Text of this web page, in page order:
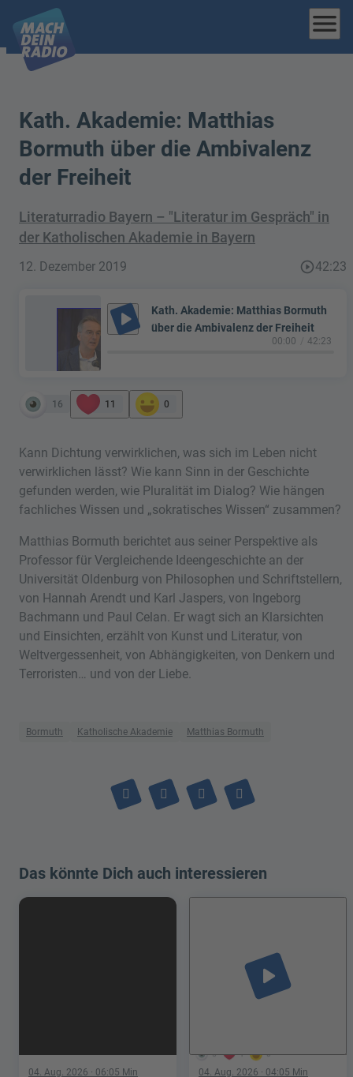
menu
Kath. Akademie: Matthias
Bormuth über die Ambivalenz
der Freiheit
Literaturradio Bayern – "Literatur im Gespräch" in
der Katholischen Akademie in Bayern
12. Dezember 2019 play_circle_outline42:23
play_arrow
Kath. Akademie: Matthias Bormuth
über die Ambivalenz der Freiheit
00:00 42:23
16 11 0
Kann Dichtung verwirklichen, was sich im Leben nicht
verwirklichen lässt? Wie kann Sinn in der Geschichte
gefunden werden, wie Pluralität im Dialog? Wie hängen
fachliches Wissen und „sokratisches Wissen“ zusammen?
Matthias Bormuth berichtet aus seiner Perspektive als
Professor für Vergleichende Ideengeschichte an der
Universität Oldenburg von Philosophen und Schriftstellern,
von Hannah Arendt und Karl Jaspers, von Ingeborg
Bachmann und Paul Celan. Er wagt sich an Klarsichten
und Einsichten, erzählt von Kunst und Literatur, von
Weltvergessenheit, von Abhängigkeiten, von Denkern und
Terroristen… und von der Liebe.
Bormuth Katholische Akademie Matthias Bormuth
Das könnte Dich auch interessieren
04. Aug. 2026 · 06:05 Min
5 1 0
play_arrow
04. Aug. 2026 · 04:05 Min